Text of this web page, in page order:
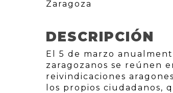
Zaragoza
DESCRIPCIÓN
El 5 de marzo
zaragozanos se reúnen
reivindicaciones
los propios ciudadanos,